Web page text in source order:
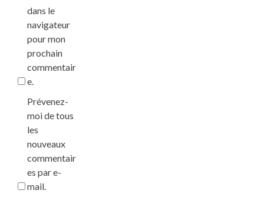
dans le
navigateur
pour mon
prochain
commentair
e.
Prévenez-
moi de tous
les
nouveaux
commentair
es par e-
mail.